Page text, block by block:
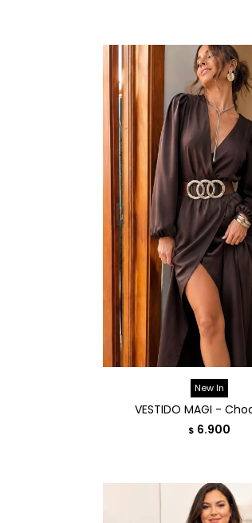
New In
VESTIDO MAGI -
$ 6.900